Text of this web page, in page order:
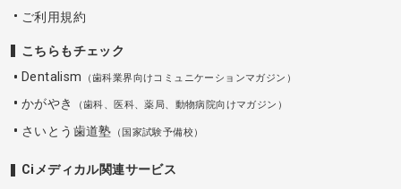
ご利用規約
こちらもチェック
Dentalism
（歯科業界向けコミュニケーションマガジン）
かがやき （歯科、医科、薬局、動物病院向けマガジン）
さいとう歯道塾 （国家試験予備校）
Ciメディカル関連サービス